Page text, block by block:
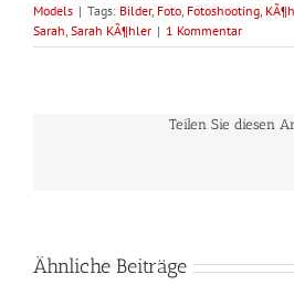
Models | Tags: Bilder, Foto, Fotoshooting,
Sarah, Sarah KÃ¶hler | 1 Kommentar
Teilen Sie diesen
Ähnliche Beiträge